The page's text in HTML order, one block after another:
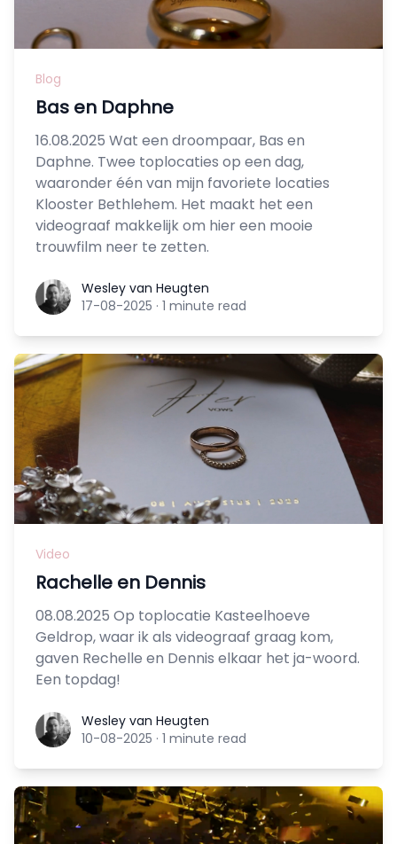
Blog
Bas en Daphne
16.08.2025 Wat een droompaar, Bas en
Daphne. Twee toplocaties op een dag,
waaronder één van mijn favoriete locaties
Klooster Bethlehem. Het maakt het een
videograaf makkelijk om hier een mooie
trouwfilm neer te zetten.
Wesley van Heugten
Wesley van Heugten
17-08-2025 · 1 minute read
Video
Rachelle en Dennis
08.08.2025 Op toplocatie Kasteelhoeve
Geldrop, waar ik als videograaf graag kom,
gaven Rechelle en Dennis elkaar het ja-woord.
Een topdag!
Wesley van Heugten
Wesley van Heugten
10-08-2025 · 1 minute read